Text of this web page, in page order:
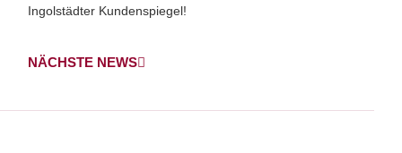
Ingolstädter Kundenspiegel!
NÄCHSTE NEWS